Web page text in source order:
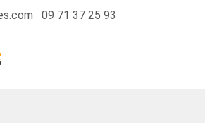
09 71 37 25 93